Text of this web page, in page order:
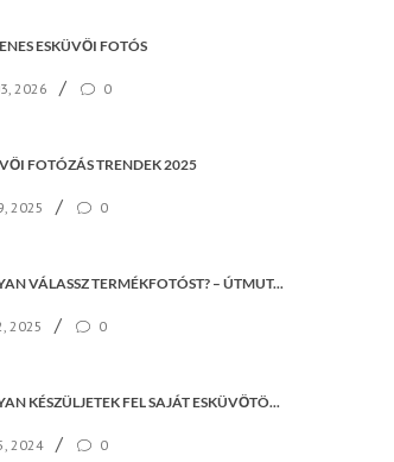
ESKÜVŐI FOTÓS
2026 / 0
FOTÓZÁS TRENDEK 2025
2025 / 0
HOGYAN VÁLASSZ TERMÉKFOTÓST? – ÚTMUTATÓ VÁLLALKOZÁSOKNAK
2025 / 0
HOGYAN KÉSZÜLJETEK FEL SAJÁT ESKÜVŐTÖKRE
2024 / 0